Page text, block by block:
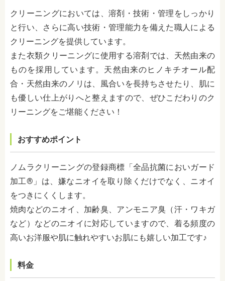
クリーニングにおいては、溶剤・技術・管理をしっかり
と行い、さらに高い技術・管理能力を備えた職人による
クリーニングを提供しています。
また衣類クリーニングに使用する溶剤では、天然由来の
ものを採用しています。天然由来のヒノキチオール配
合・天然由来のノリは、風合いを長持ちさせたり、肌に
も優しい仕上がりへと整えますので、ぜひこだわりのク
リーニングをご堪能ください！
おすすめポイント
ノムラクリーニングの登録商標「全品抗菌においガード
加工®」は、嫌なニオイを取り除くだけでなく、ニオイ
をつきにくくします。
焼肉などのニオイ、加齢臭、アンモニア臭（汗・ワキガ
など）などのニオイに対応していますので、着る頻度の
高いお洋服や肌に触れやすいお肌にも嬉しい加工です♪
料金